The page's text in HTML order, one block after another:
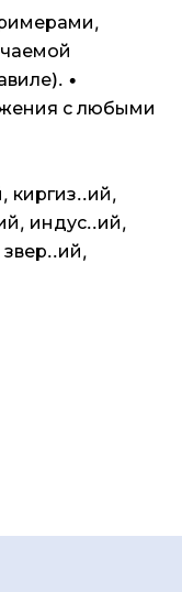
•
с любыми
киргиз..ий,
индус..ий,